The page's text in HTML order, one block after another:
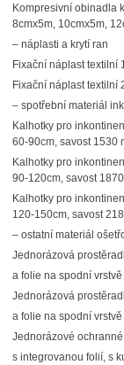
Kompresivní obinadla
8cmx5m, 10cmx5m,
– náplasti a krytí ran
Fixační náplast textilní
Fixační náplast textilní
– spotřební materiál
Kalhotky pro
60-90cm, savost 1530
Kalhotky pro
90-120cm, savost 1870
Kalhotky pro
120-150cm, savost
– ostatní materiál
Jednorázová
a folie na spodní vrstvě
Jednorázová
a folie na spodní vrstvě
Jednorázové
s integrovanou folií, s